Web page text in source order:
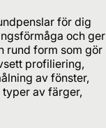
för dig
och ger
rund form som gör
profiliering,
av fönster,
av färger,